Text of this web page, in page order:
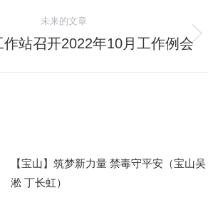
章：
未来的文章
未
作站召开2022年10月工作例会
【宝山】筑梦新力量 禁毒守平安（宝山吴
淞 丁长虹）